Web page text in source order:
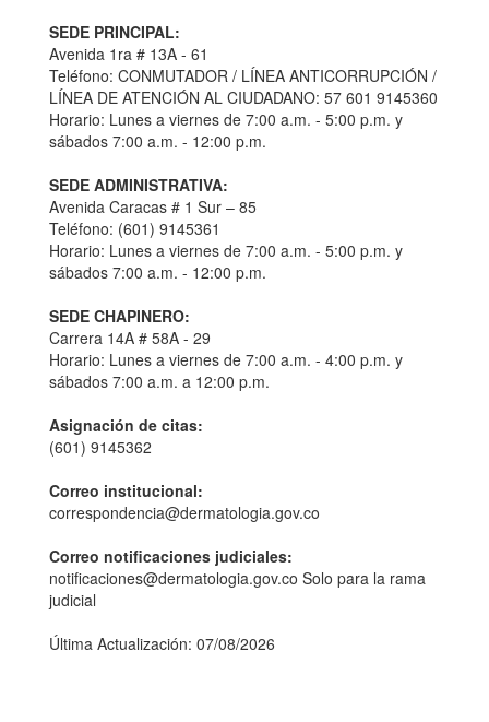
SEDE PRINCIPAL:
Avenida 1ra # 13A - 61
Teléfono: CONMUTADOR / LÍNEA ANTICORRUPCIÓN /
LÍNEA DE ATENCIÓN AL CIUDADANO: 57 601 9145360
Horario: Lunes a viernes de 7:00 a.m. - 5:00 p.m. y
sábados 7:00 a.m. - 12:00 p.m.
SEDE ADMINISTRATIVA:
Avenida Caracas # 1 Sur – 85
Teléfono: (601) 9145361
Horario: Lunes a viernes de 7:00 a.m. - 5:00 p.m. y
sábados 7:00 a.m. - 12:00 p.m.
SEDE CHAPINERO:
Carrera 14A # 58A - 29
Horario: Lunes a viernes de 7:00 a.m. - 4:00 p.m. y
sábados 7:00 a.m. a 12:00 p.m.
Asignación de citas:
(601) 9145362
Correo institucional:
correspondencia@dermatologia.gov.co
Correo notificaciones judiciales:
notificaciones@dermatologia.gov.co Solo para la rama
judicial
Última Actualización: 07/08/2026